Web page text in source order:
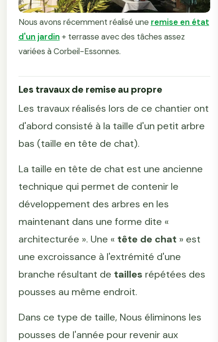
Nous avons récemment réalisé une remise en état
d'un jardin + terrasse avec des tâches assez
variées à Corbeil-Essonnes.
Les travaux de remise au propre
Les travaux réalisés lors de ce chantier ont
d'abord consisté à la taille d'un petit arbre
bas (taille en tête de chat).
La taille en tête de chat est une ancienne
technique qui permet de contenir le
développement des arbres en les
maintenant dans une forme dite «
architecturée ». Une « tête de chat » est
une excroissance à l'extrémité d'une
branche résultant de tailles répétées des
pousses au même endroit.
Dans ce type de taille, Nous éliminons les
pousses de l'année pour revenir aux